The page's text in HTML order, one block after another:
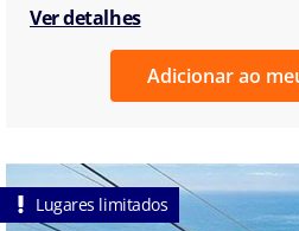
Ver detalhes
Adicionar ao
Lugares limitados